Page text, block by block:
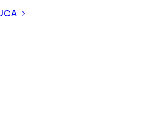
prodotto!
prodotto contattandoci e
vaso desiderata e la